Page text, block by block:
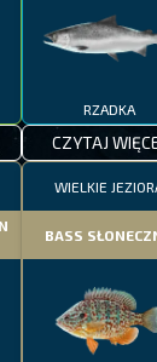
RZADKA
CZYTAJ
WIELKIE
BASS